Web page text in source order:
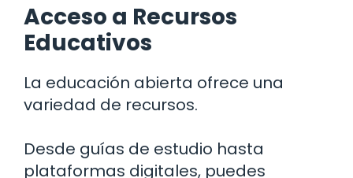
Acceso a Recursos
Educativos
La educación abierta ofrece una
variedad de recursos.
Desde guías de estudio hasta
plataformas digitales, puedes